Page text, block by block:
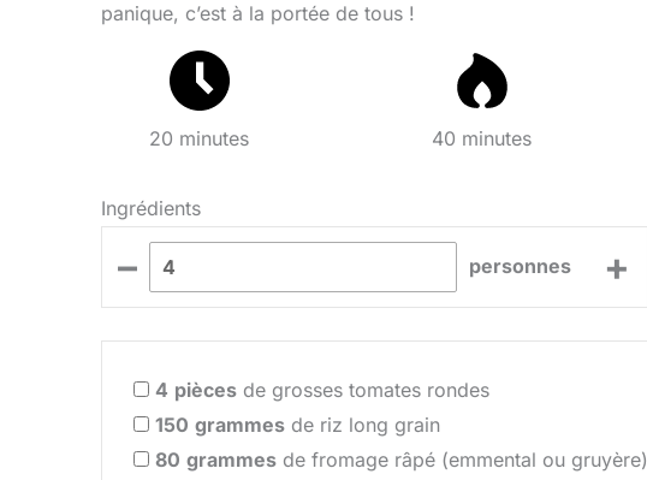
panique, c’est à la portée de tous !
20 minutes 40 minutes
Ingrédients
– personnes +
4 pièces de grosses tomates rondes
150 grammes de riz long grain
80 grammes de fromage râpé (emmental ou gruyère)